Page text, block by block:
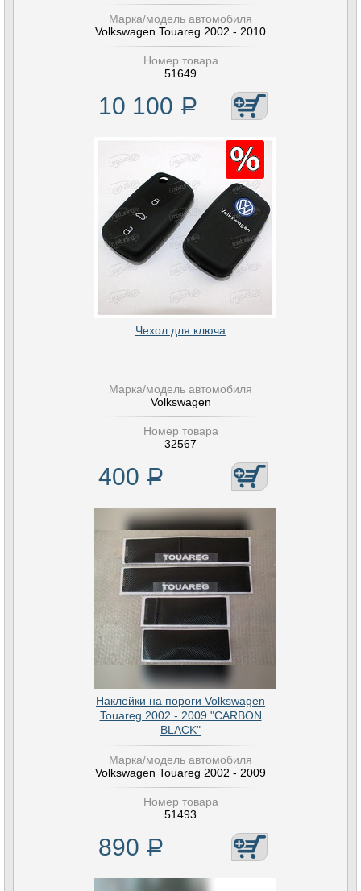
Марка/модель автомобиля
Volkswagen Touareg 2002 - 2010
Номер товара
51649
10 100 Р
Чехол для ключа
Марка/модель автомобиля
Volkswagen
Номер товара
32567
400 Р
Наклейки на пороги Volkswagen
Touareg 2002 - 2009 "CARBON
BLACK"
Марка/модель автомобиля
Volkswagen Touareg 2002 - 2009
Номер товара
51493
890 Р